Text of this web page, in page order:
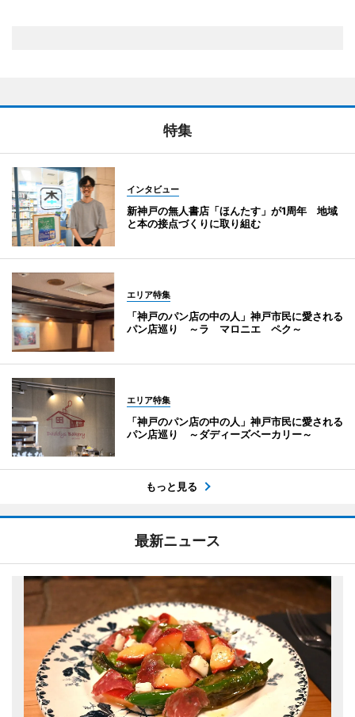
特集
インタビュー
新神戸の無人書店「ほんたす」が1周年 地域
と本の接点づくりに取り組む
エリア特集
「神戸のパン店の中の人」神戸市民に愛される
パン店巡り ～ラ マロニエ ペク～
エリア特集
「神戸のパン店の中の人」神戸市民に愛される
パン店巡り ～ダディーズベーカリー～
もっと見る
最新ニュース